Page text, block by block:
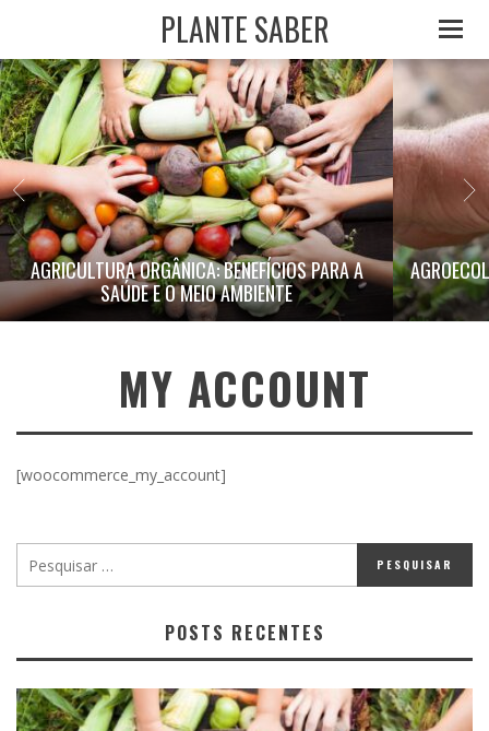
PLANTE SABER
AGRICULTURA ORGÂNICA: BENEFÍCIOS PARA A
SAÚDE E O MEIO AMBIENTE
MY ACCOUNT
[woocommerce_my_account]
POSTS RECENTES